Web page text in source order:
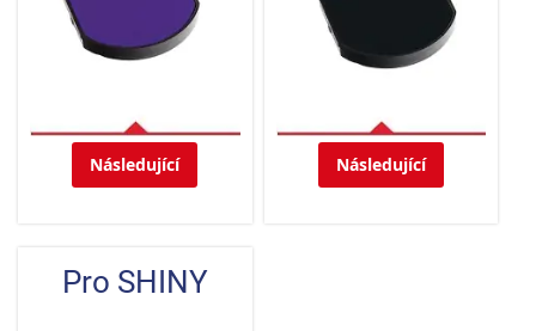
Následující Následující
Pro SHINY